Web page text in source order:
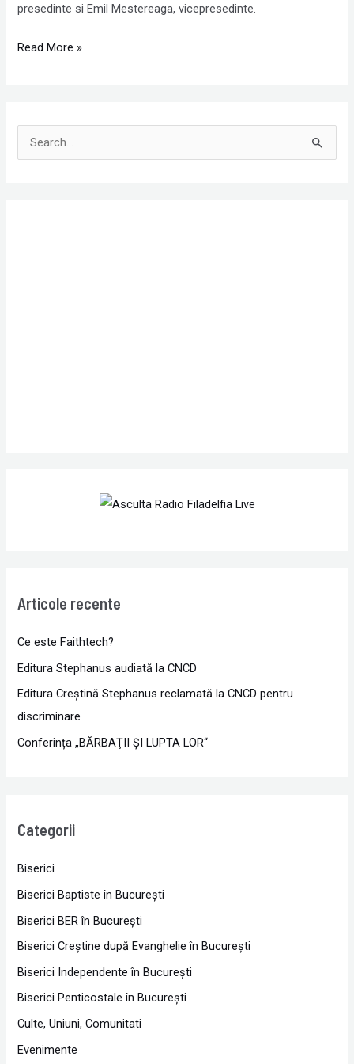
presedinte si Emil Mestereaga, vicepresedinte.
Read More »
Articole recente
Ce este Faithtech?
Editura Stephanus audiată la CNCD
Editura Creștină Stephanus reclamată la CNCD pentru
discriminare
Conferința „BĂRBAŢII ŞI LUPTA LOR“
Categorii
Biserici
Biserici Baptiste în Bucureşti
Biserici BER în Bucureşti
Biserici Creştine după Evanghelie în Bucureşti
Biserici Independente în Bucureşti
Biserici Penticostale în Bucureşti
Culte, Uniuni, Comunitati
Evenimente